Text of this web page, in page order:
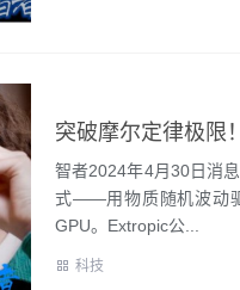
突破摩尔定律极限
智者2024年4月30日消
式——用物质随机波动
GPU。Extropic公...
科技